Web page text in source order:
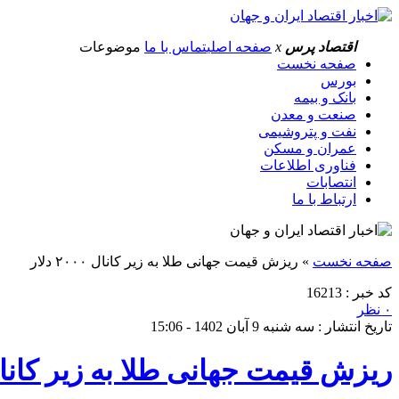
اقتصاد پرس x صفحه اصلیتماس با ما موضوعات
صفحه نخست
بورس
بانک و بیمه
صنعت و معدن
نفت و پتروشیمی
عمران و مسکن
فناوری اطلاعات
انتصابات
ارتباط با ما
صفحه نخست » ریزش قیمت جهانی طلا به زیر کانال ۲۰۰۰ دلار
کد خبر : 16213
۰ نظر
تاریخ انتشار : سه شنبه 9 آبان 1402 - 15:06
ریزش قیمت جهانی طلا به زیر کانال ۲۰۰۰